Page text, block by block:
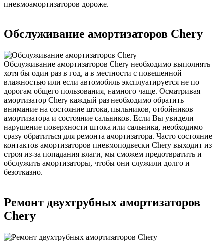
пневмоамортизаторов дороже.
Обслуживание амортизаторов Chery
Обслуживание амортизаторов Chery необходимо выполнять
хотя бы один раз в год, а в местности с повешенной
влажностью или если автомобиль эксплуатируется не по
дорогам общего пользования, намного чаще. Осматривая
амортизатор Chery каждый раз необходимо обратить
внимание на состояние штока, пыльников, отбойников
амортизатора и состояние сальников. Если Вы увидели
нарушение поверхности штока или сальника, необходимо
сразу обратиться для ремонта амортизатора. Часто состояние
контактов амортизаторов пневмоподвески Chery выходит из
строя из-за попадания влаги, мы сможем предотвратить и
обслужить амортизаторы, чтобы они служили долго и
безотказно.
Ремонт двухтрубных амортизаторов
Chery